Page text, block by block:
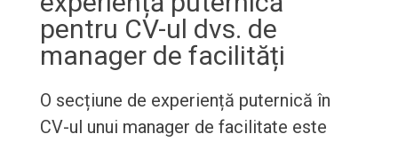
pentru CV-ul dvs. de
manager de facilități
O secțiune de experiență puternică în
CV-ul unui manager de facilitate este